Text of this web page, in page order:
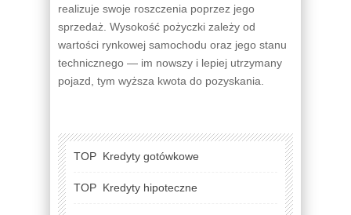
realizuje swoje roszczenia poprzez jego
sprzedaż. Wysokość pożyczki zależy od
wartości rynkowej samochodu oraz jego stanu
technicznego — im nowszy i lepiej utrzymany
pojazd, tym wyższa kwota do pozyskania.
TOP Kredyty gotówkowe
TOP Kredyty hipoteczne